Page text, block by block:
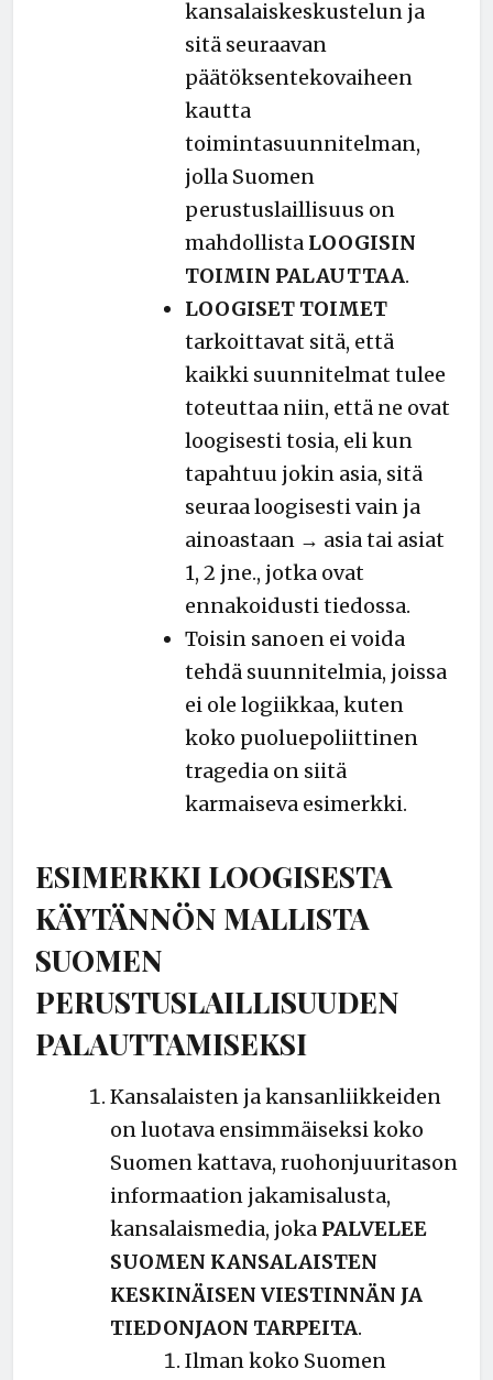
kansalaiskeskustelun ja
sitä seuraavan
päätöksentekovaiheen
kautta
toimintasuunnitelman,
jolla Suomen
perustuslaillisuus on
mahdollista LOOGISIN
TOIMIN PALAUTTAA.
LOOGISET TOIMET
tarkoittavat sitä, että
kaikki suunnitelmat tulee
toteuttaa niin, että ne ovat
loogisesti tosia, eli kun
tapahtuu jokin asia, sitä
seuraa loogisesti vain ja
ainoastaan → asia tai asiat
1, 2 jne., jotka ovat
ennakoidusti tiedossa.
Toisin sanoen ei voida
tehdä suunnitelmia, joissa
ei ole logiikkaa, kuten
koko puoluepoliittinen
tragedia on siitä
karmaiseva esimerkki.
ESIMERKKI LOOGISESTA
KÄYTÄNNÖN MALLISTA
SUOMEN
PERUSTUSLAILLISUUDEN
PALAUTTAMISEKSI
Kansalaisten ja kansanliikkeiden
on luotava ensimmäiseksi koko
Suomen kattava, ruohonjuuritason
informaation jakamisalusta,
kansalaismedia, joka PALVELEE
SUOMEN KANSALAISTEN
KESKINÄISEN VIESTINNÄN JA
TIEDONJAON TARPEITA.
Ilman koko Suomen